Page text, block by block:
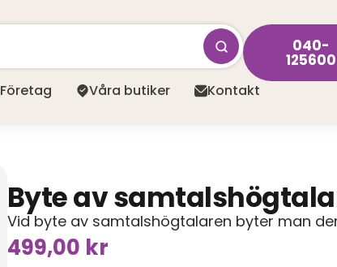
040-
125600
Företag Våra butiker Kontakt
Byte av
Vid byte av samtalshögtalaren byter man
499,00 kr